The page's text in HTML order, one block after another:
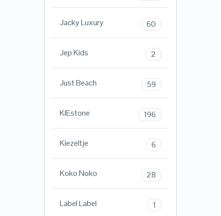
Jacky Luxury 60
Jep Kids 2
Just Beach 59
KIEstone 196
Kiezeltje 6
Koko Noko 28
Label Label 1